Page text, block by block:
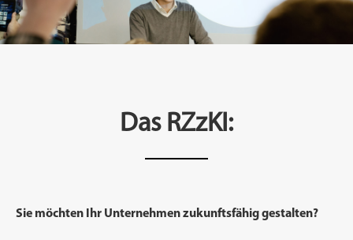
Das RZzKI:
Sie möchten Ihr Unternehmen zukunftsfähig gestalten?